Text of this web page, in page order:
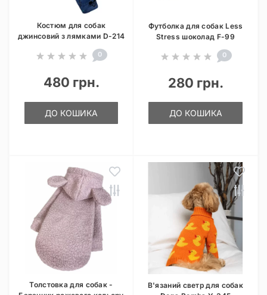
Костюм для собак
джинсовий з лямками D-214
0
480 грн.
ДО КОШИКА
Футболка для собак Less
Stress шоколад F-99
0
280 грн.
ДО КОШИКА
Толстовка для собак -
В'язаний светр для собак